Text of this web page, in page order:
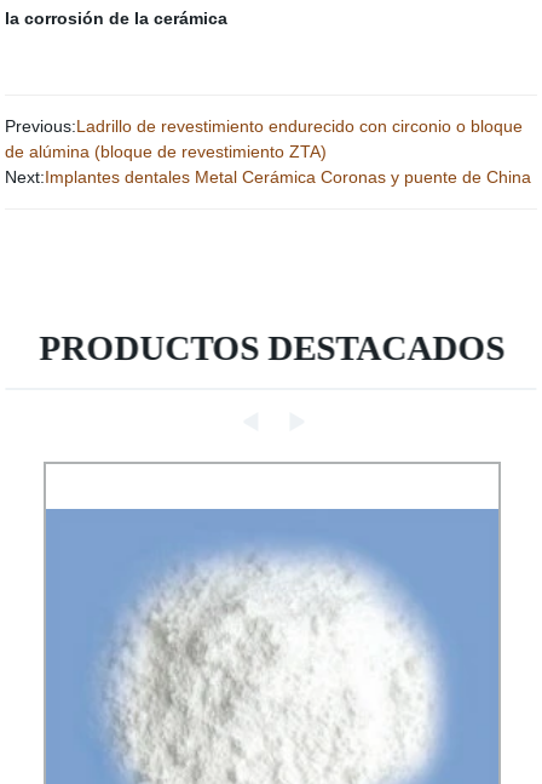
la corrosión de la cerámica
Previous:Ladrillo de revestimiento endurecido con circonio o bloque
de alúmina (bloque de revestimiento ZTA)
Next:Implantes dentales Metal Cerámica Coronas y puente de China
PRODUCTOS DESTACADOS